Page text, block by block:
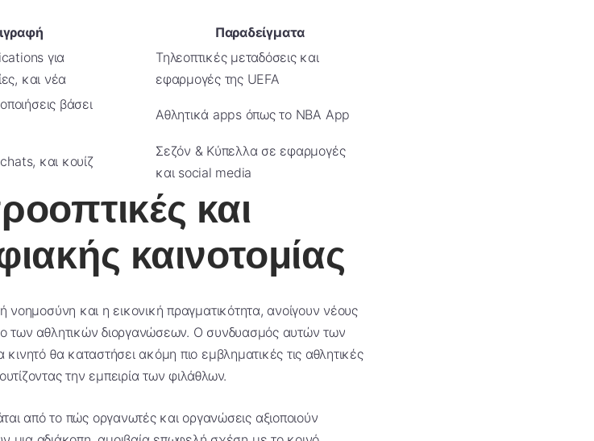
Παραδείγματα
για
και νέα
Τηλεοπτικές μεταδόσεις και
εφαρμογές της UEFA
βάσει
Αθλητικά apps όπως το NBA App
και κουίζ
Σεζόν & Κύπελλα σε εφαρμογές
και social media
και
καινοτομίας
νοημοσύνη και η εικονική πραγματικότητα, ανοίγουν νέους
των αθλητικών διοργανώσεων. Ο συνδυασμός αυτών των
κινητό θα καταστήσει ακόμη πιο εμβληματικές τις αθλητικές
την εμπειρία των φιλάθλων.
από το πώς οργανωτές και οργανώσεις αξιοποιούν